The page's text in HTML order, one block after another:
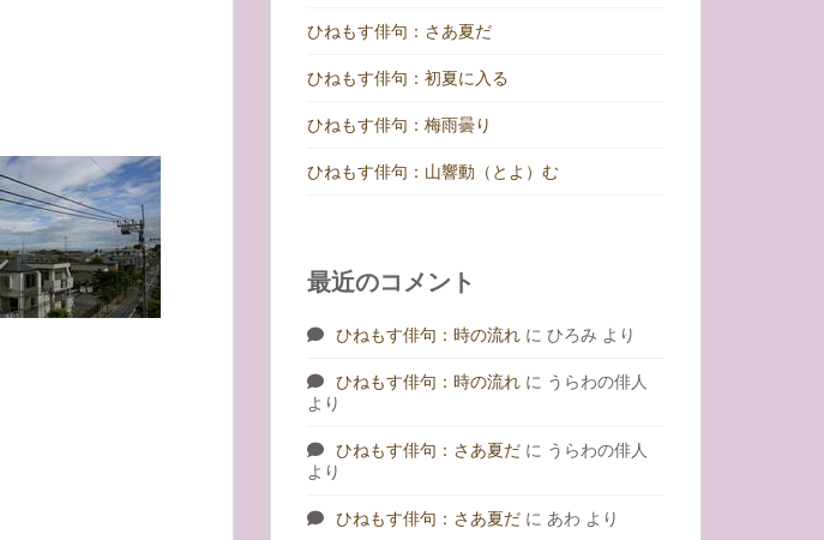
ひねもす俳句：さあ夏だ
ひねもす俳句：初夏に入る
ひねもす俳句：梅雨曇り
ひねもす俳句：山響動（とよ）む
最近のコメント
ひねもす俳句：時の流れ に ひろみ より
ひねもす俳句：時の流れ に うらわの俳人
より
ひねもす俳句：さあ夏だ に うらわの俳人
より
ひねもす俳句：さあ夏だ に あわ より